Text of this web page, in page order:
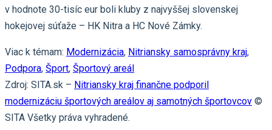
v hodnote 30-tisíc eur boli kluby z najvyššej slovenskej
hokejovej súťaže – HK Nitra a HC Nové Zámky.
Viac k témam: Modernizácia, Nitriansky samosprávny kraj,
Podpora, Šport, Športový areál
Zdroj: SITA.sk – Nitriansky kraj finančne podporil
modernizáciu športových areálov aj samotných športovcov ©
SITA Všetky práva vyhradené.